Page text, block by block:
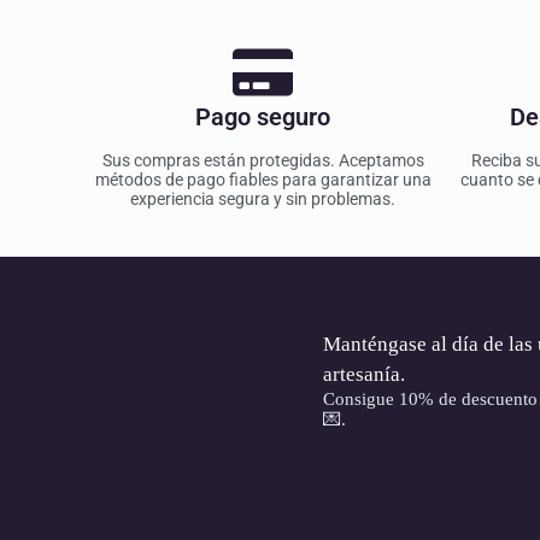
Pago seguro
Sus compras están protegidas. Aceptamos
métodos de pago fiables para garantizar una
experiencia segura y sin problemas.
Reciba
cuanto se
Manténgase al día de
artesanía.
Consigue 10% de
💌.